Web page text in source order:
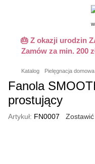
🎂 Z okazji urodzin
Zamów za min. 200
Katalog Pielęgnacja domowa
Fanola
prostujący
Artykuł: FN0007